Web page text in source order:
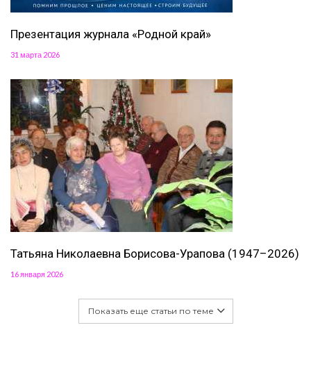
Презентация журнала «Родной край»
31 марта 2026
Татьяна Николаевна Борисова-Урапова (1947–2026)
16 января 2026
Показать еще статьи по теме